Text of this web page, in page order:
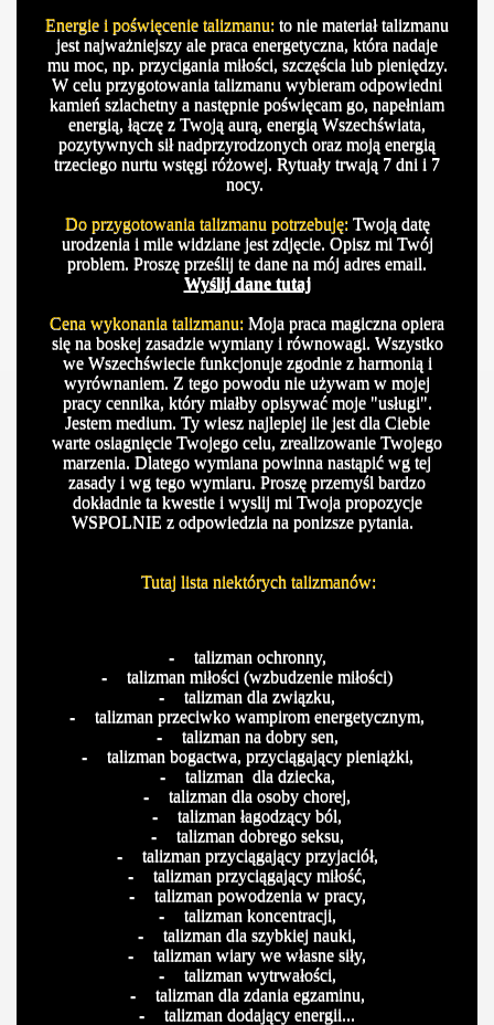
Energie i poświęcenie talizmanu: to nie materiał talizmanu
jest najważniejszy ale praca energetyczna, która nadaje
mu moc, np. przycigania miłości, szczęścia lub pieniędzy.
W celu przygotowania talizmanu wybieram odpowiedni
kamień szlachetny a następnie poświęcam go, napełniam
energią, łączę z Twoją aurą, energią Wszechświata,
pozytywnych sił nadprzyrodzonych oraz moją energią
trzeciego nurtu wstęgi różowej. Rytuały trwają 7 dni i 7
nocy.
Do przygotowania talizmanu potrzebuję:Twoją datę
urodzenia i mile widziane jest zdjęcie. Opisz mi Twój
problem. Proszę prześlij te dane na mój adres email.
Wyślij dane tutaj
Cena wykonania talizmanu: Moja praca magiczna opiera
się na boskej zasadzie wymiany i równowagi. Wszystko
we Wszechświecie funkcjonuje zgodnie z harmonią i
wyrównaniem. Z tego powodu nie używam w mojej
pracy cennika, który miałby opisywać moje "usługi".
Jestem medium. Ty wiesz najlepiej ile jest dla Ciebie
warte osiagnięcie Twojego celu, zrealizowanie Twojego
marzenia. Dlatego wymiana powinna nastąpić wg tej
zasady i wg tego wymiaru. Proszę przemyśl bardzo
dokładnie ta kwestie i wyslij mi Twoja propozycje
WSPOLNIE z odpowiedzia na ponizsze pytania.
Tutaj lista niektórych talizmanów:
-
talizman ochronny,
-
talizman miłości (wzbudzenie miłości)
-
talizman dla związku,
-
talizman przeciwko wampirom energetycznym,
-
talizman na dobry sen,
-
talizman bogactwa, przyciągający pieniążki,
-
talizman dla dziecka,
-
talizman dla osoby chorej,
-
talizman łagodzący ból,
-
talizman dobrego seksu,
-
talizman przyciągający przyjaciół,
-
talizman przyciągający miłość,
-
talizman powodzenia w pracy,
-
talizman koncentracji,
-
talizman dla szybkiej nauki,
-
talizman wiary we własne siły,
-
talizman wytrwałości,
-
talizman dla zdania egzaminu,
-
talizman dodający energii...